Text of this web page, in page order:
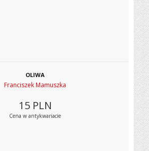
OLIWA
Franciszek Mamuszka
15 PLN
Cena w antykwariacie